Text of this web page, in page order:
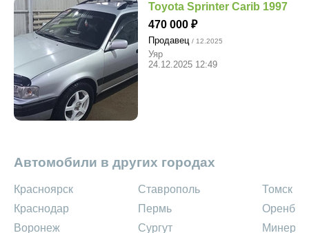
Toyota Sprinter Carib 1997
470 000
Продавец / 12.2025
Уяр
24.12.2025 12:49
Автомобили в других городах
Красноярск
Краснодар
Воронеж
Ставрополь
Пермь
Сургут
Томск